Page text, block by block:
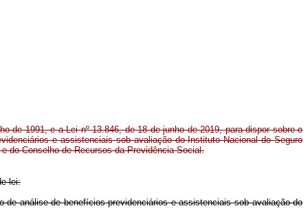
de 1991, e a Lei nº 13.846, de 18 de junho de 2019, para dispor sobre o
e assistenciais sob avaliação do Instituto Nacional do Seguro
do Conselho de Recursos da Previdência Social.
lei:
de análise de benefícios previdenciários e assistenciais sob avaliação do